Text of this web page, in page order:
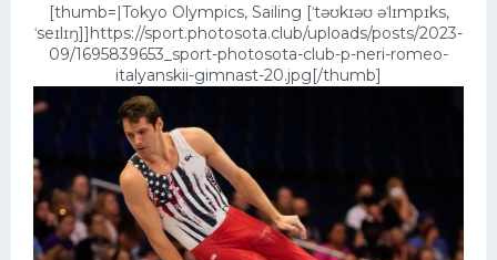
[thumb=|Tokyo Olympics, Sailing [ˈtəʊkɪəʊ əˈlɪmpɪks,
ˈseɪlɪŋ]]https://sport.photosota.club/uploads/posts/2023-
09/1695839653_sport-photosota-club-p-neri-romeo-
italyanskii-gimnast-20.jpg[/thumb]